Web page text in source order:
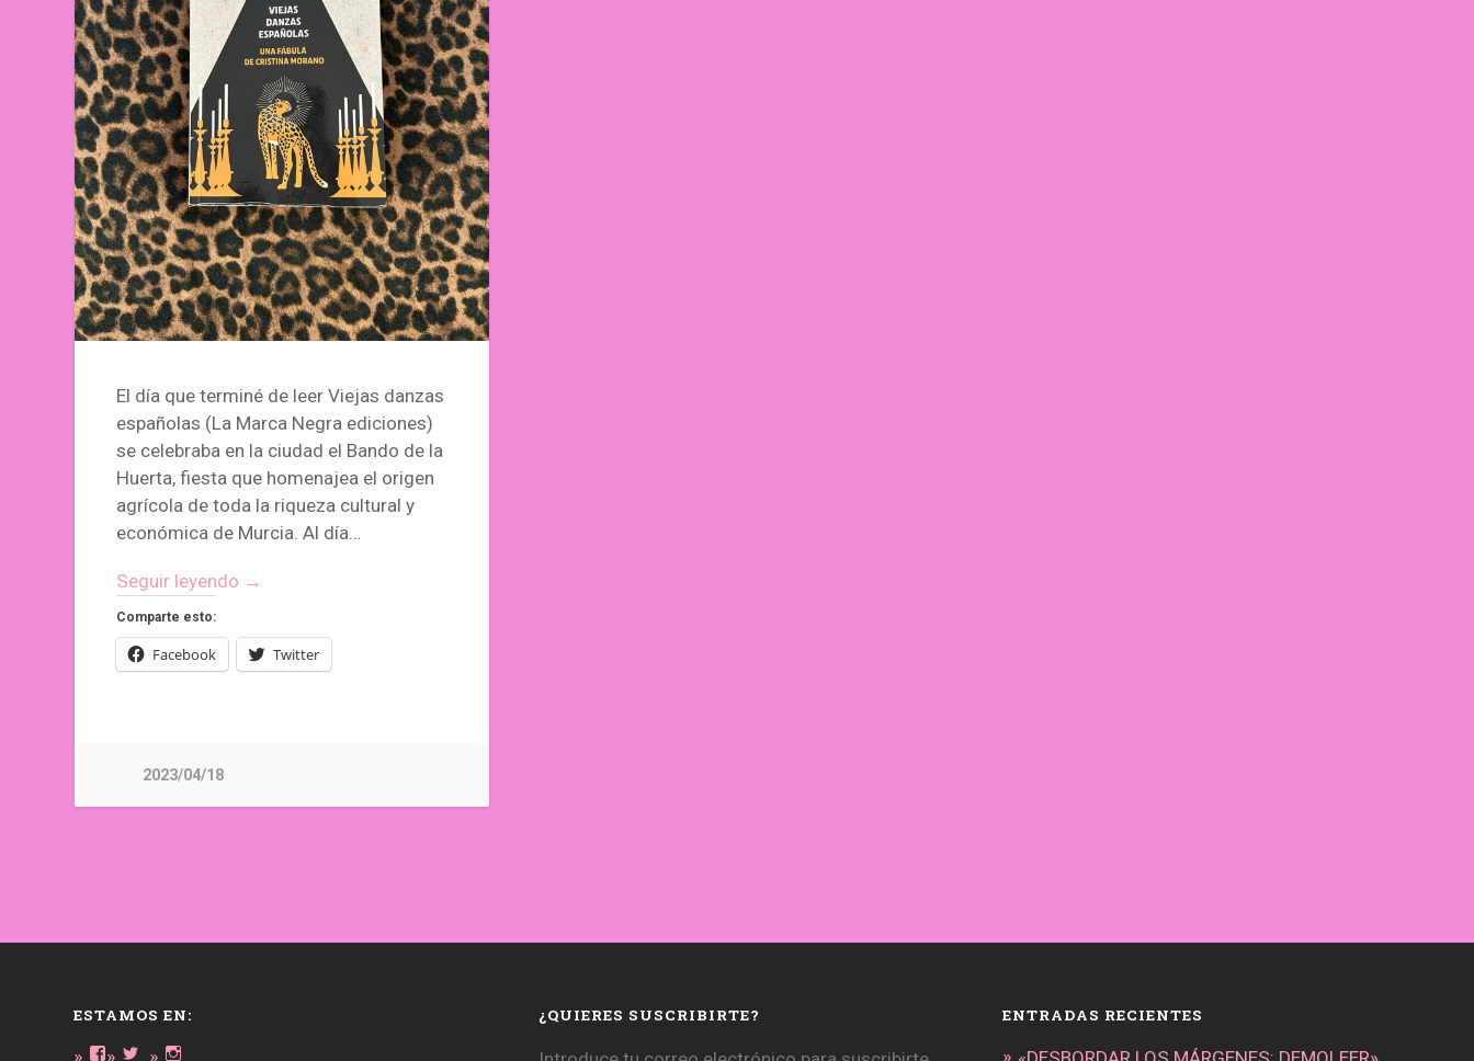
El día que terminé de leer Viejas danzas
españolas (La Marca Negra ediciones)
se celebraba en la ciudad el Bando de la
Huerta, fiesta que homenajea el origen
agrícola de toda la riqueza cultural y
económica de Murcia. Al día…
Seguir leyendo →
Comparte esto:
Facebook Twitter
2023/04/18
ESTAMOS EN:
Ver
Ver
Ver
¿QUIERES SUSCRIBIRTE? ENTRADAS RECIENTES